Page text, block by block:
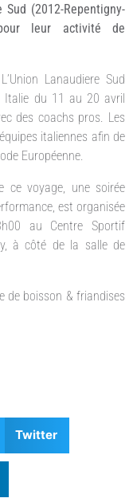
(2012-Repentigny-
leur activité de
Lanaudiere Sud
Italie du 11 au 20 avril
des coachs pros. Les
italiennes afin de
Européenne.
ce voyage, une soirée
est organisée
au Centre Sportif
à côté de la salle de
de boisson & friandises
Twitter